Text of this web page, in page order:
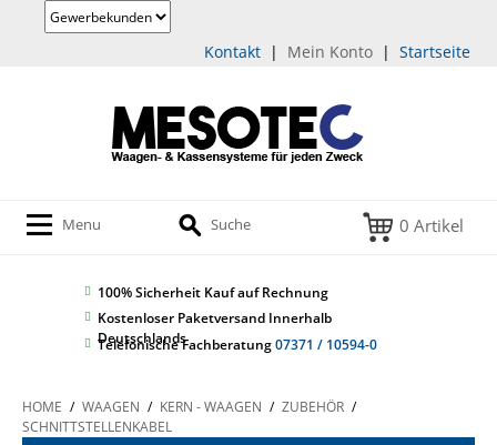
Startseite
|
Mein Konto
|
Kontakt
Menu Suche 0 Artikel
100% Sicherheit Kauf auf Rechnung
Kostenloser Paketversand Innerhalb
Deutschlands
Telefonische Fachberatung07371 / 10594-0
HOME / WAAGEN / KERN - WAAGEN / ZUBEHÖR /
SCHNITTSTELLENKABEL